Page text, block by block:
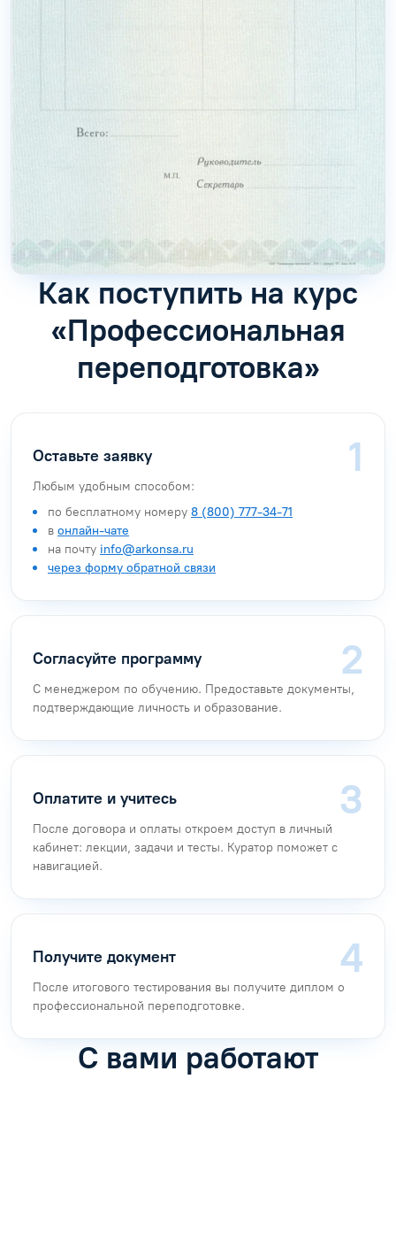
Как поступить на курс
«Профессиональная
переподготовка»
Оставьте заявку
Любым удобным способом:
по бесплатному номеру 8 (800) 777-34-71
в онлайн-чате
на почту info@arkonsa.ru
через форму обратной связи
Согласуйте программу
С менеджером по обучению. Предоставьте документы,
подтверждающие личность и образование.
Оплатите и учитесь
После договора и оплаты откроем доступ в личный
кабинет: лекции, задачи и тесты. Куратор поможет с
навигацией.
Получите документ
После итогового тестирования вы получите диплом о
профессиональной переподготовке.
С вами работают